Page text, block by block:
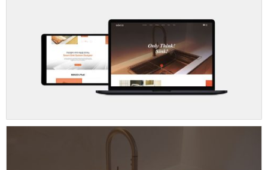
동영상 - ㈜고피자
동영상 - 모모스커피㈜
동영상 - 삼양홀딩스
동영상 - 킷캣